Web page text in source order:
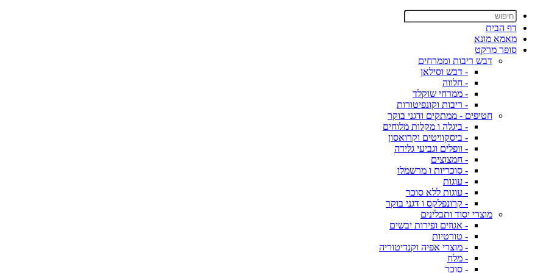
דף הבית
מאמא מונא
סופר מרקט
דבש ריבות וממרחים
- דבש וסילאן
- חלווה
- ממרחי שוקלד
- ריבות וקונפיטורות
חטיפים - ממתקים ודגני בוקר
- ביגלה ו מקלות מלוחים
- ביסקוויטים וקרואסון
- וופלים וגביעי גלידה
- חמצוצים
- סוכריות ו מרשמלו
- עוגות
- עוגות ללא סוכר
- קרונפלקס ו דגני בוקר
מוצרי יסוד ותבלינים
- אגוזים ופירות יבשים
- טורטיות
- מוצרי אפיה וקנדיטוריה
- מלח
- סוכר